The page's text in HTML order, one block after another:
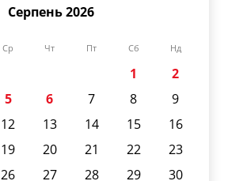
Серпень 2026
Ср Чт Пт Сб Нд
1
2
5 6 7 8
9
12 13 14 15
16
19 20 21 22
23
26 27 28 29
30